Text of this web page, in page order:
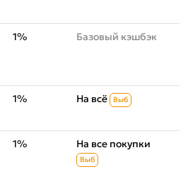
1% Базовый кэшбэк
1% На всё Выб
1% На все покупки
Выб